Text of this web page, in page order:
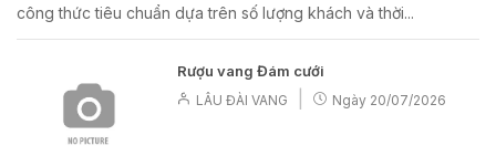
công thức tiêu chuẩn dựa trên số lượng khách và thời...
Rượu vang Đám cưới
LÂU ĐÀI VANG Ngày 20/07/2026